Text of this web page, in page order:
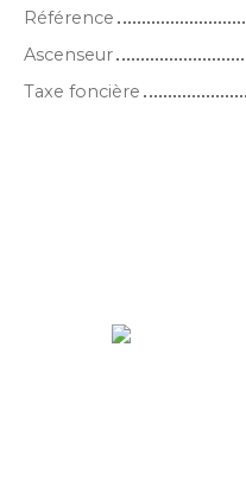
Référence
Ascenseur
Taxe foncière